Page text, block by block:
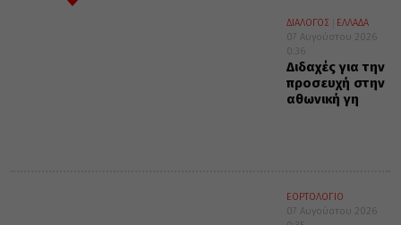
ΔΙΑΛΟΓΟΣ
ΕΛΛΑΔΑ
07 Αυγούστου 2026
0:36
Διδαχές για την
προσευχή στην
αθωνική γη
ΕΟΡΤΟΛΟΓΙΟ
07 Αυγούστου 2026